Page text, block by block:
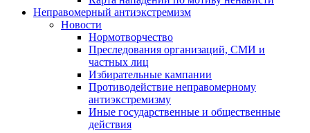
Неправомерный антиэкстремизм
Новости
Нормотворчество
Преследования организаций, СМИ и
частных лиц
Избирательные кампании
Противодействие неправомерному
антиэкстремизму
Иные государственные и общественные
действия